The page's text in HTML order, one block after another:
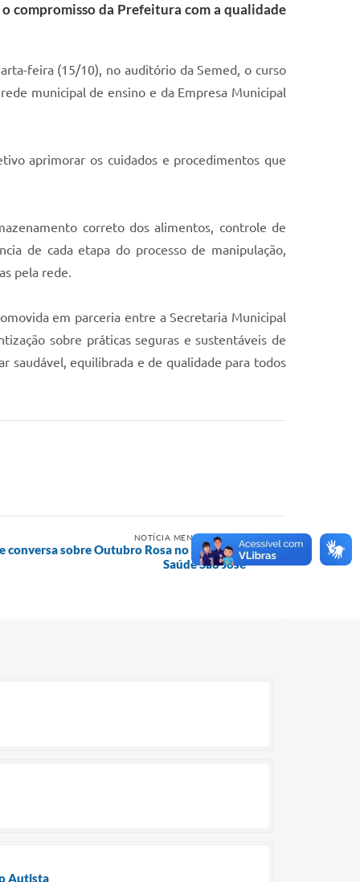
compromisso da Prefeitura com a qualidade
feira (15/10), no auditório da Semed, o curso
municipal de ensino e da Empresa Municipal
aprimorar os cuidados e procedimentos que
correto dos alimentos, controle de
de cada etapa do processo de manipulação,
pela rede.
em parceria entre a Secretaria Municipal
sobre práticas seguras e sustentáveis de
saudável, equilibrada e de qualidade para todos
NOTÍCIA MENOS RECENTE
conversa sobre Outubro Rosa no Centro de
Saúde São José
Autista